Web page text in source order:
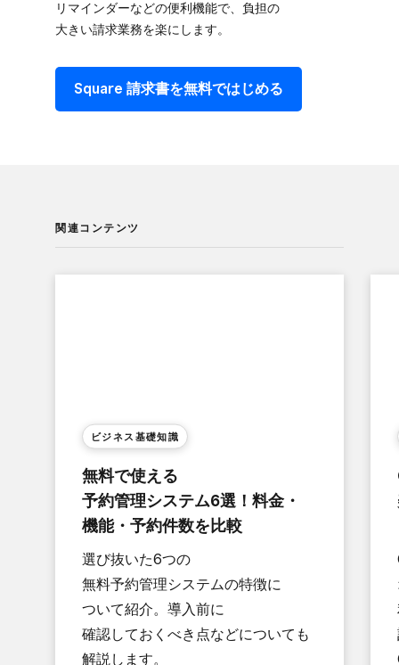
リマインダーなどの​便利機能で、​負担の​
大きい請求業務を​楽にします。
Square 請求書を​無料で​はじめる
関連コンテンツ
ビジネス基礎知識
無料で​使える​
予約管理システム6選！​料金・
機能・予約件数を​比較
選び抜いた​6つの​
無料予約管理システムの​特徴に​
ついて​紹介。​導入前に​
確認しておくべき点などに​ついても​
解説します。